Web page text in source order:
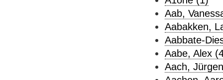
Aab,
Aabakken,
Aabbate-
Aabe, Alex
Aach,